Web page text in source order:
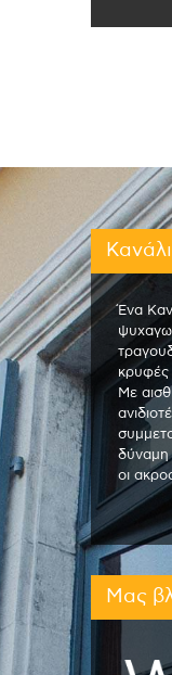
Ένα
κρυφές
Με
δύναμη
οι
Μας